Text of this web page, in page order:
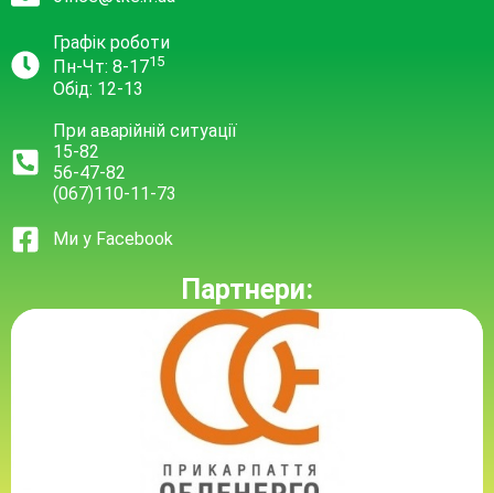
Графік роботи
Пн-Чт: 8-1715
Обід: 12-13
При аварійній ситуації
15-82
56-47-82
(067)110-11-73
Ми у Facebook
Партнери: